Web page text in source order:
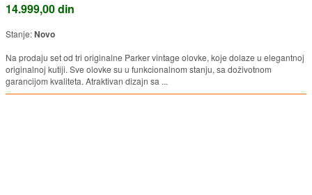
14.999,00 din
Stanje:Novo
Na prodaju set od tri originalne Parker vintage olovke, koje dolaze u elegantnoj
originalnoj kutiji. Sve olovke su u funkcionalnom stanju, sa doživotnom
garancijom kvaliteta. Atraktivan dizajn sa ...